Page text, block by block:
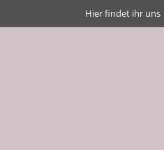
Inhalt
Hier findet ihr